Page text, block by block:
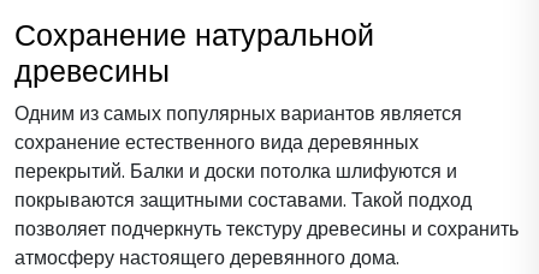
Сохранение натуральной
древесины
Одним из самых популярных вариантов является
сохранение естественного вида деревянных
перекрытий. Балки и доски потолка шлифуются и
покрываются защитными составами. Такой подход
позволяет подчеркнуть текстуру древесины и сохранить
атмосферу настоящего деревянного дома.